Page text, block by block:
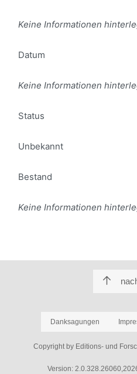
Keine Informationen
Datum
Keine Informationen
Status
Unbekannt
Bestand
Keine Informationen
Danksagungen
Copyright by Editions- und
Version: